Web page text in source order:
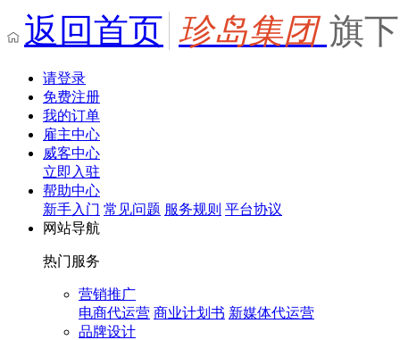
返回首页 珍岛集团 旗
请登录
免费注册
我的订单
雇主中心
威客中心
立即入驻
帮助中心
新手入门 常见问题 服务规则 平台协议
网站导航
热门服务
营销推广
电商代运营 商业计划书 新媒体代运营
品牌设计